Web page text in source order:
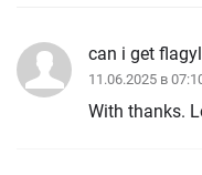
can i get
11.06.2025 в
With thanks.